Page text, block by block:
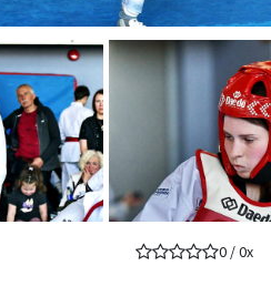
0/0x